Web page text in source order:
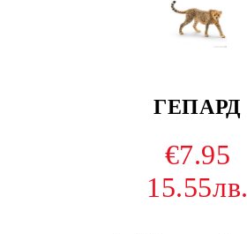
ГЕПАРД
€7.95
15.55лв.